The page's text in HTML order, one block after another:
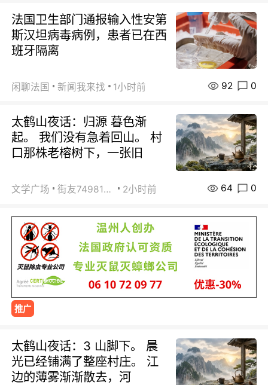
法国卫生部门通报输入性安第
斯汉坦病毒病例，患者已在西
班牙隔离
闲聊法国 新闻我来找 1小时前 92 0
太鹤山夜话：归源 暮色渐
起。 我们没有急着回山。 村
口那株老榕树下，一张旧
文学广场 街友74981146 2小时前 64 0
推广
太鹤山夜话：3 山脚下。 晨
光已经铺满了整座村庄。 江
边的薄雾渐渐散去，河